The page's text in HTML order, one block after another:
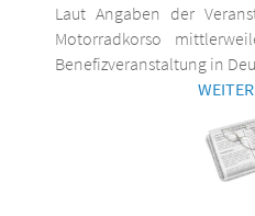
Laut Angaben der
Motorradkorso
Benefizveranstaltung in